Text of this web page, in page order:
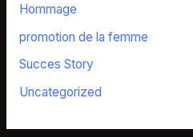
Hommage
promotion de la femme
Succes Story
Uncategorized